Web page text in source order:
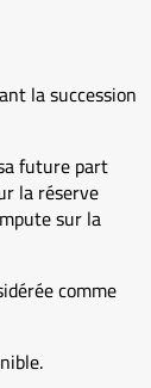
la succession
future part
la réserve
sur la
comme